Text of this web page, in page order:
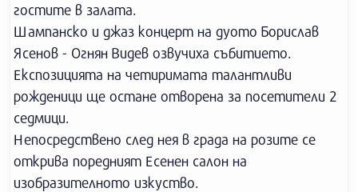
гостите в залата.
Шампанско и джаз концерт на дуото Борислав
Ясенов - Огнян Видев озвучиха събитието.
Експозицията на четиримата талантливи
рожденици ще остане отворена за посетители 2
седмици.
Непосредствено след нея в града на розите се
открива поредният Есенен салон на
изобразителното изкуство.